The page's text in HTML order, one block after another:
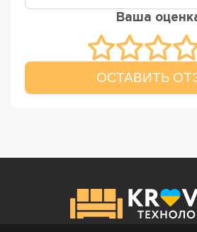
Ваша
ОСТАВИТЬ